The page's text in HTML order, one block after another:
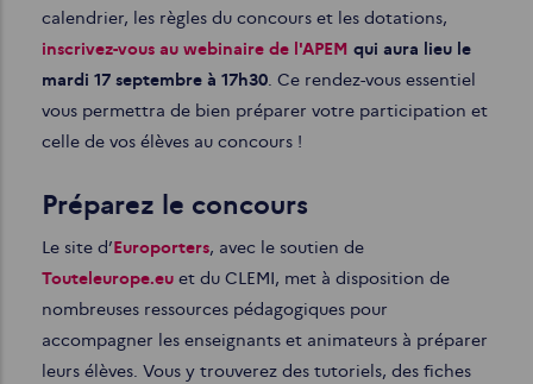
calendrier, les règles du concours et les dotations,
inscrivez-vous au webinaire de l'APEM qui aura lieu le
mardi 17 septembre à 17h30. Ce rendez-vous essentiel
vous permettra de bien préparer votre participation et
celle de vos élèves au concours !
Préparez le concours
Le site d’Europorters, avec le soutien de
Touteleurope.eu et du CLEMI, met à disposition de
nombreuses ressources pédagogiques pour
accompagner les enseignants et animateurs à préparer
leurs élèves. Vous y trouverez des tutoriels, des fiches